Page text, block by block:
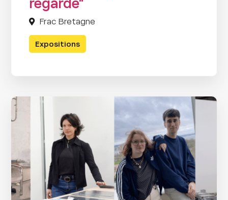
regarde"
Frac Bretagne
Expositions